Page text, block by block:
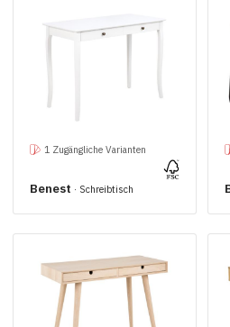
1 Zugängliche Varianten
Benest · Schreibtisch